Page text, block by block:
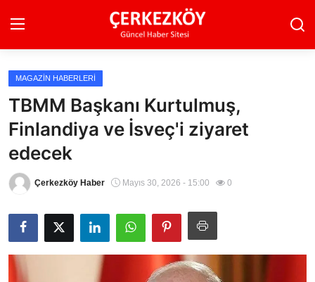
Ana Sayfa
Son Dakika
Ekonomi Haberleri
Magazin Haberleri
Spor Haberleri
Teknoloji Haberleri
MAGAZIN HABERLERI
TBMM Başkanı Kurtulmuş,
Finlandiya ve İsveç'i ziyaret
edecek
Çerkezköy Haber Mayıs 30, 2026 - 15:00 0